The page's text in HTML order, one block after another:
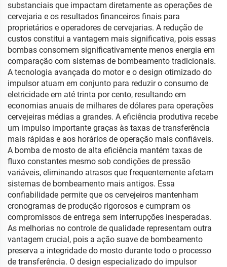
substanciais que impactam diretamente as operações de
cervejaria e os resultados financeiros finais para
proprietários e operadores de cervejarias. A redução de
custos constitui a vantagem mais significativa, pois essas
bombas consomem significativamente menos energia em
comparação com sistemas de bombeamento tradicionais.
A tecnologia avançada do motor e o design otimizado do
impulsor atuam em conjunto para reduzir o consumo de
eletricidade em até trinta por cento, resultando em
economias anuais de milhares de dólares para operações
cervejeiras médias a grandes. A eficiência produtiva recebe
um impulso importante graças às taxas de transferência
mais rápidas e aos horários de operação mais confiáveis.
A bomba de mosto de alta eficiência mantém taxas de
fluxo constantes mesmo sob condições de pressão
variáveis, eliminando atrasos que frequentemente afetam
sistemas de bombeamento mais antigos. Essa
confiabilidade permite que os cervejeiros mantenham
cronogramas de produção rigorosos e cumpram os
compromissos de entrega sem interrupções inesperadas.
As melhorias no controle de qualidade representam outra
vantagem crucial, pois a ação suave de bombeamento
preserva a integridade do mosto durante todo o processo
de transferência. O design especializado do impulsor